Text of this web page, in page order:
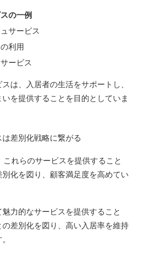
の一例
サービス
利用
ービス
は、入居者の生活をサポートし、
いを提供することを目的としていま
は差別化戦略に繋がる
これらのサービスを提供すること
別化を図り、顧客満足度を高めてい
魅力的なサービスを提供すること
の差別化を図り、高い入居率を維持